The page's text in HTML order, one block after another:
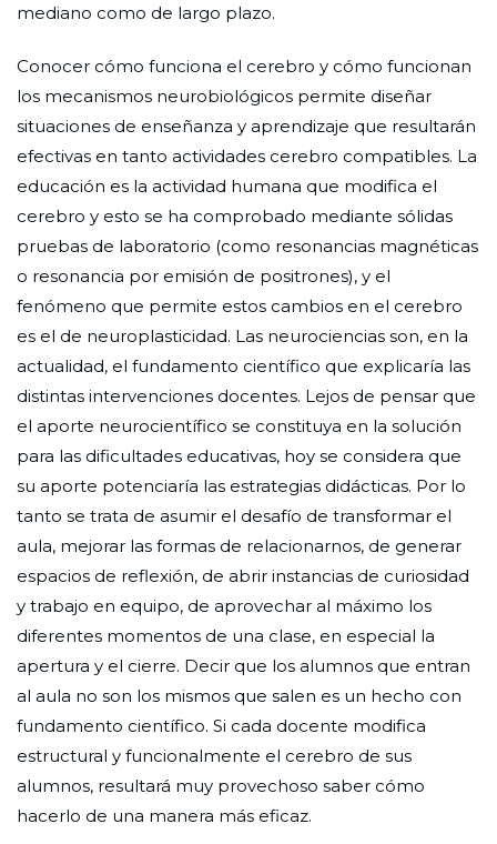
mediano como de largo plazo.
Conocer cómo funciona el cerebro y cómo funcionan
los mecanismos neurobiológicos permite diseñar
situaciones de enseñanza y aprendizaje que resultarán
efectivas en tanto actividades cerebro compatibles. La
educación es la actividad humana que modifica el
cerebro y esto se ha comprobado mediante sólidas
pruebas de laboratorio (como resonancias magnéticas
o resonancia por emisión de positrones), y el
fenómeno que permite estos cambios en el cerebro
es el de neuroplasticidad. Las neurociencias son, en la
actualidad, el fundamento científico que explicaría las
distintas intervenciones docentes. Lejos de pensar que
el aporte neurocientífico se constituya en la solución
para las dificultades educativas, hoy se considera que
su aporte potenciaría las estrategias didácticas. Por lo
tanto se trata de asumir el desafío de transformar el
aula, mejorar las formas de relacionarnos, de generar
espacios de reflexión, de abrir instancias de curiosidad
y trabajo en equipo, de aprovechar al máximo los
diferentes momentos de una clase, en especial la
apertura y el cierre. Decir que los alumnos que entran
al aula no son los mismos que salen es un hecho con
fundamento científico. Si cada docente modifica
estructural y funcionalmente el cerebro de sus
alumnos, resultará muy provechoso saber cómo
hacerlo de una manera más eficaz.